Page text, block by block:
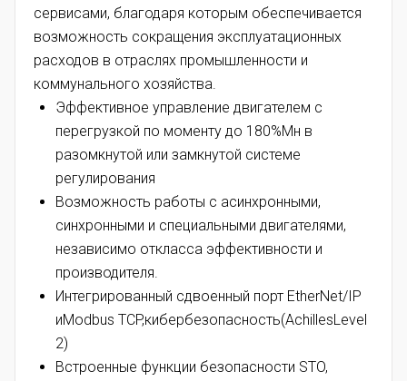
сервисами, благодаря которым обеспечивается
возможность сокращения эксплуатационных
расходов в отраслях промышленности и
коммунального хозяйства.
Эффективное управление двигателем с
перегрузкой по моменту до 180%Мн в
разомкнутой или замкнутой системе
регулирования
Возможность работы с асинхронными,
синхронными и специальными двигателями,
независимо откласса эффективности и
производителя.
Интегрированный сдвоенный порт EtherNet/IP
иModbus TCP,кибербезопасность(AchillesLevel
2)
Встроенные функции безопасности STO,